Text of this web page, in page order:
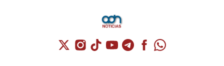
Cuenta de X / Twitter (se abre en una
Cuenta de Instagram (se abre en una
Cuenta de TikTok (se abre en
Cuenta de YouTube (se abre
Cuenta de Telegram (se
Cuenta de
Cuenta de